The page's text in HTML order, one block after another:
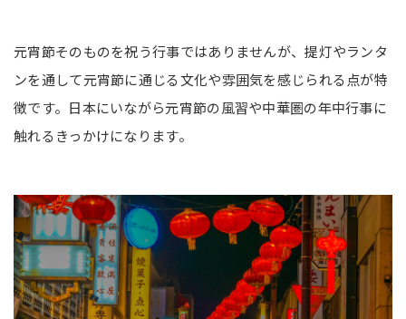
元宵節そのものを祝う行事ではありませんが、提灯やランタ
ンを通して元宵節に通じる文化や雰囲気を感じられる点が特
徴です。日本にいながら元宵節の風習や中華圏の年中行事に
触れるきっかけになります。